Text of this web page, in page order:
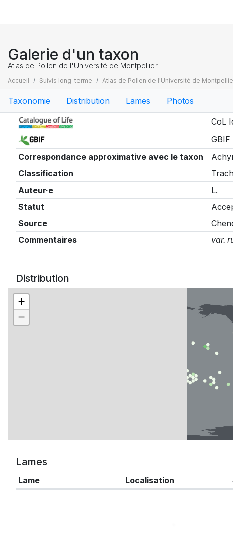
Galerie d'un taxon
Atlas de Pollen de l'Université de Montpellier
Accueil Suivis long-terme Atlas de Pollen de l'Université de
Taxonomie Distribution Lames Photos
Taxonomie
CoL
GBIF
Correspondance approximative avec le taxon
Classification
Auteur·e
L.
Statut
Source
Commentaires
var.
Distribution
+
−
Lames
Lame Localisation